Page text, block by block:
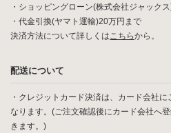
・ショッピングローン(株式会社ジャック
・代金引換(ヤマト運輸)20万円まで
決済方法について詳しくはこちらから。
配送について
・クレジットカード決済は、カード会社
なります。(ご注文確認後にカード会社へ
きます。)